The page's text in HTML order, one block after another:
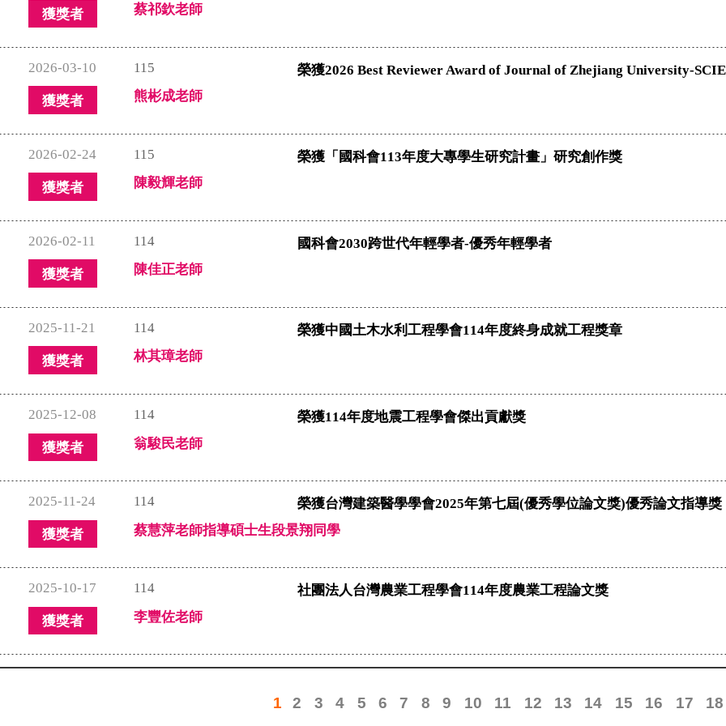
獲獎者
蔡祁欽老師
2026-03-10 115
榮獲2026 Best Reviewer Award of Journal of Zhejiang University-
獲獎者
熊彬成老師
2026-02-24 115
榮獲「國科會113年度大專學生研究計畫」研究創作獎
獲獎者
陳毅輝老師
2026-02-11 114
國科會2030跨世代年輕學者-優秀年輕學者
獲獎者
陳佳正老師
2025-11-21 114
榮獲中國土木水利工程學會114年度終身成就工程獎章
獲獎者
林其璋老師
2025-12-08 114
榮獲114年度地震工程學會傑出貢獻獎
獲獎者
翁駿民老師
2025-11-24 114
榮獲台灣建築醫學學會2025年第七屆(優秀學位論文獎)優秀論文指導獎
獲獎者
蔡慧萍老師指導碩士生段景翔同學
2025-10-17 114
社團法人台灣農業工程學會114年度農業工程論文獎
獲獎者
李豐佐老師
1 2 3 4 5 6 7 8 9 10 11 12 13 14 15 16 17 18